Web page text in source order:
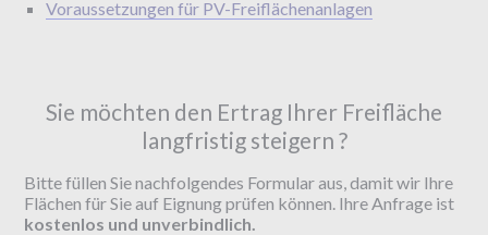
Voraussetzungen für PV-Freiflächenanlagen
Sie möchten den Ertrag Ihrer Freifläche
langfristig steigern ?
Bitte füllen Sie nachfolgendes Formular aus, damit wir Ihre
Flächen für Sie auf Eignung prüfen können. Ihre Anfrage ist
kostenlos und unverbindlich.